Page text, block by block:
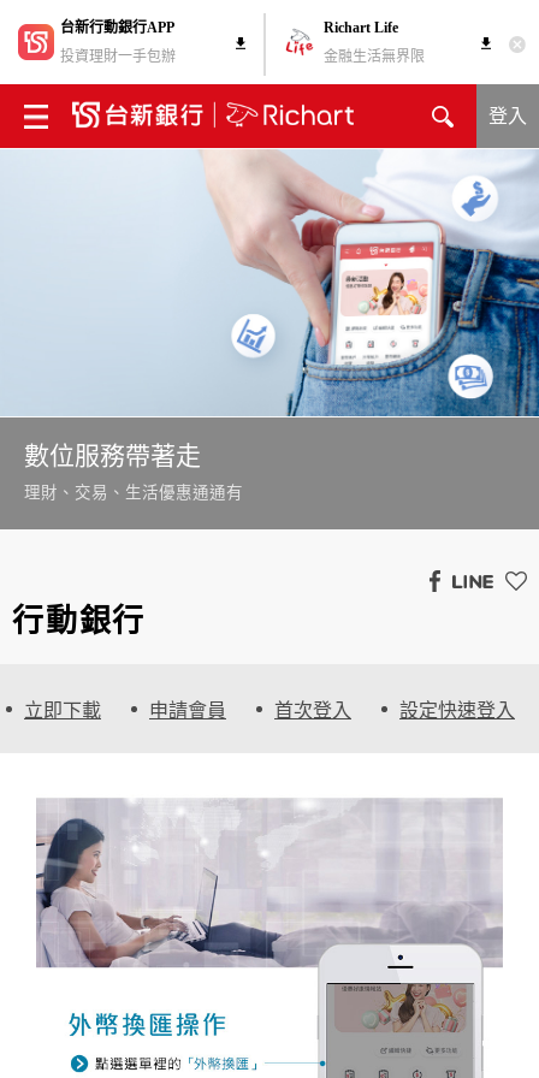
台新行動銀行APP
投資理財一手包辦
Richart Life
金融生活無界限
登入
數位服務帶著走
理財、交易、生活優惠通通有
行動銀行
立即下載 申請會員 首次登入 設定快速登入